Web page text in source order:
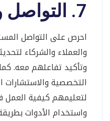
7. التواصل والتدريب
احرص على التواصل
والعملاء والشركاء
وتأكيد تفاعلهم معه.
التخصصية
لتعليمهم كيفية العمل
واستخدام الأدوات